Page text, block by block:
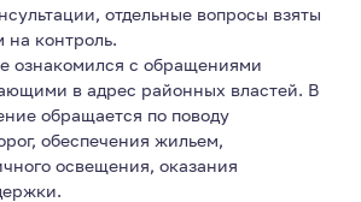
отдельные вопросы взяты
контроль.
ознакомился с обращениями
в адрес районных властей. В
обращается по поводу
обеспечения жильем,
освещения, оказания